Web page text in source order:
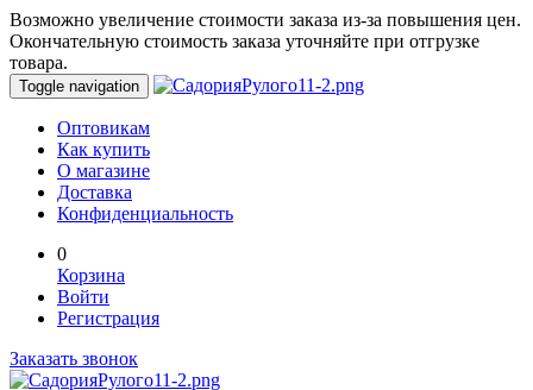
Возможно увеличение стоимости заказа из-за повышения цен.
Окончательную стоимость заказа уточняйте при отгрузке
товара.
Toggle navigation
Оптовикам
Как купить
О магазине
Доставка
Конфиденциальность
0
Корзина
Войти
Регистрация
Заказать звонок